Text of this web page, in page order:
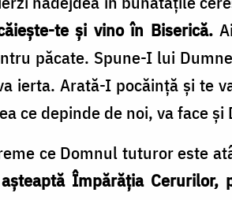
te şi vino în Biserică.
păcate. Spune-I lui
ierta. Arată-I pocăinţă şi te
ce depinde de noi, va face
ce Domnul tuturor este
Împărăţia